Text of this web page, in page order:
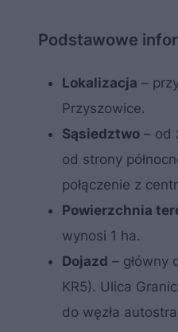
Podstawowe
Lokalizacja –
Przyszowice.
Sąsiedztwo – od
od strony
połączenie z
Powierzchnia
wynosi 1 ha.
Dojazd – główny
KR5). Ulica
do węzła